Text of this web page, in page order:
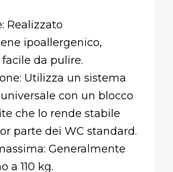
Realizzato
ipoallergenico,
da pulire.
Utilizza un sistema
con un blocco
che lo rende stabile
parte dei WC standard.
Generalmente
a 110 kg.